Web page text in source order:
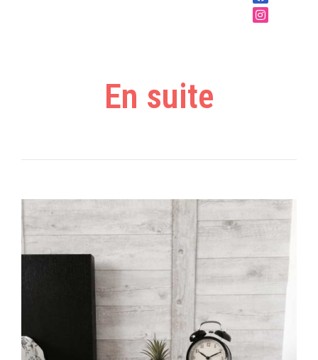
En suite